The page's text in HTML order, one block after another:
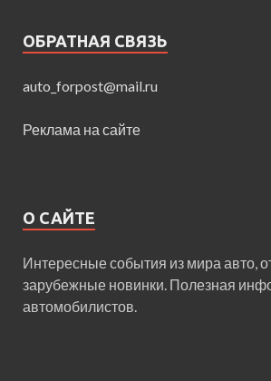
ОБРАТНАЯ СВЯЗЬ
auto_forpost@mail.ru
Реклама на сайте
О САЙТЕ
Интересные события из мира авто,
зарубежные новинки. Полезная
автомобилистов.